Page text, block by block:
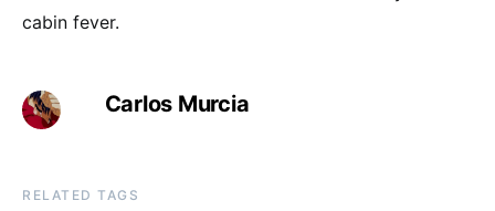
cabin fever.
Carlos Murcia
RELATED TAGS